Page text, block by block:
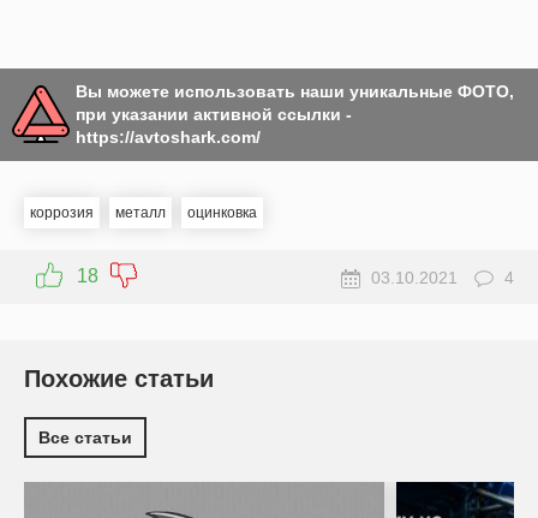
Вы можете использовать наши уникальные ФОТО,
при указании активной ссылки -
https://avtoshark.com/
коррозия металл оцинковка
18 03.10.2021 4
Похожие статьи
Все статьи